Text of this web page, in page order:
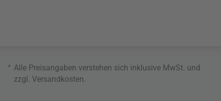
* Alle Preisangaben verstehen sich inklusive MwSt. und
zzgl. Versandkosten